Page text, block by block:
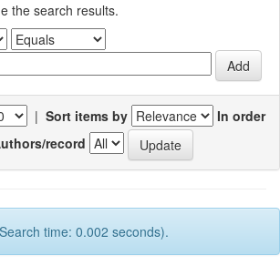
the search results.
| Sort items by
In order
record
time: 0.002 seconds).